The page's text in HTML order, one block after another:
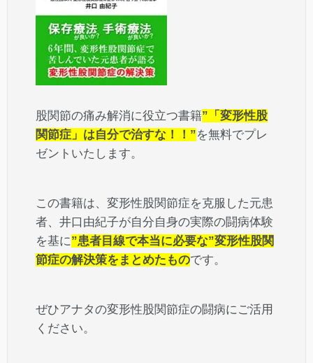
股関節の痛み解消に役立つ書籍”「変形性股
関節症」は自分で治すな！！”を無料でプレ
ゼントいたします。
この書籍は、変形性股関節症を克服した元患
者、井口由紀子が自分自身の実際の闘病体験
を基に”患者目線で本当に必要な”変形性股関
節症の解決策をまとめたものです。
ぜひアナタの変形性股関節症の闘病にご活用
ください。